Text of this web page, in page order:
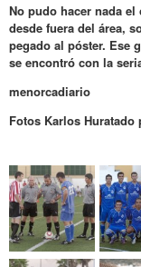
No pudo hacer nada el
desde fuera del área,
pegado al póster. Ese
se encontró con la
menorcadiario
Fotos Karlos Huratado